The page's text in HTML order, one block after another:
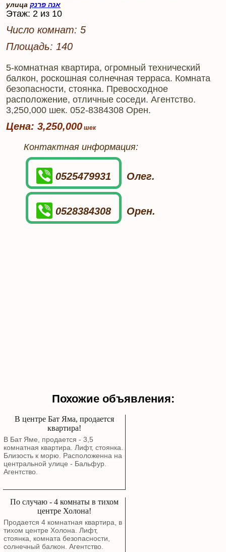
улица אנה פרנק
Этаж: 2 из 10
Число комнат: 5
Площадь: 140
5-комнатная квартира, огромный технический
балкон, роскошная солнечная терраса. Комната
безопасности, стоянка. Превосходное
расположение, отличные соседи. Агентство.
3,250,000 шек. 052-8384308 Орен.
Цена: 3,250,000
Контактная информация:
0525479931 Олег.
0528384308 Орен.
Похожие объявления:
В центре Бат Яма, продается
квартира!
В Бат Яме, продается - 3,5
комнатная квартира. Лифт, стоянка.
Близость к морю. Расположенна на
центральной улице - Бальфур.
Агентство.
По случаю - 4 комнаты в тихом
центре Холона!
Продается 4 комнатная квартира, в
тихом центре Холона. Лифт,
стоянка, комната безопасности,
солнечный балкон. Агентство.